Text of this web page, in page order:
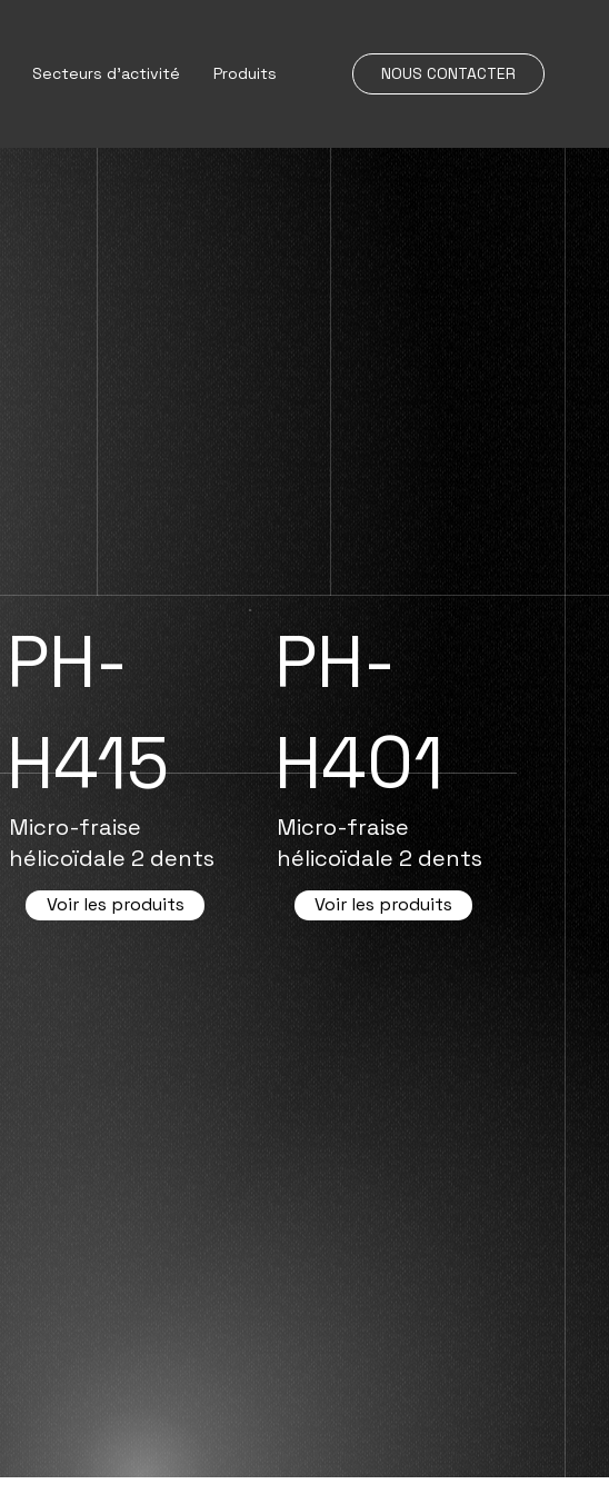
Secteurs d’activité Produits NOUS CONTACTER
PH-
H415
Micro-fraise
hélicoïdale 2 dents
Voir les produits
PH-
H401
Micro-fraise
hélicoïdale 2 dents
Voir les produits